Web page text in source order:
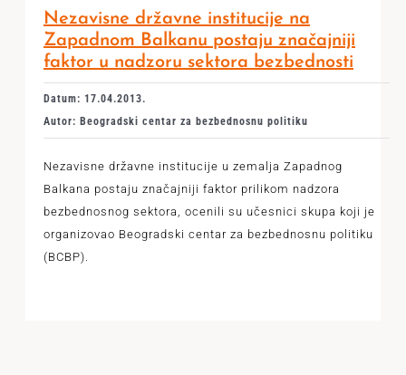
Nezavisne državne institucije na
Zapadnom Balkanu postaju značajniji
faktor u nadzoru sektora bezbednosti
Datum: 17.04.2013.
Autor: Beogradski centar za bezbednosnu politiku
Nezavisne državne institucije u zemalja Zapadnog
Balkana postaju značajniji faktor prilikom nadzora
bezbednosnog sektora, ocenili su učesnici skupa koji je
organizovao Beogradski centar za bezbednosnu politiku
(BCBP).